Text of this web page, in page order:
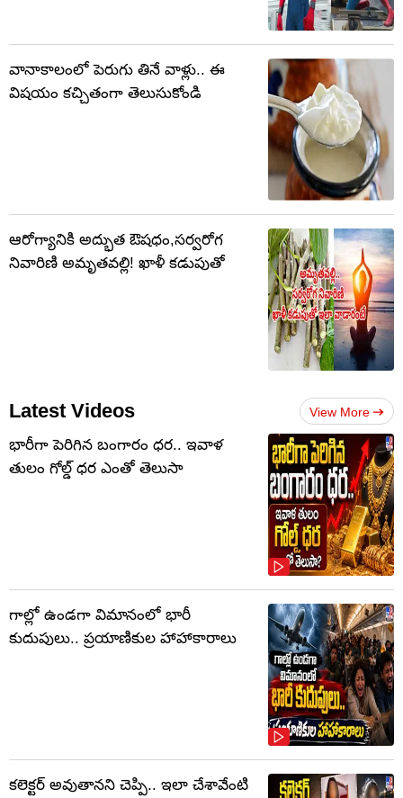
వానాకాలంలో పెరుగు తినే వాళ్లు.. ఈ
విషయం కచ్చితంగా తెలుసుకోండి
ఆరోగ్యానికి అద్భుత ఔషధం,సర్వరోగ
నివారిణి అమృతవల్లి! ఖాళీ కడుపుతో
Latest Videos View More
భారీగా పెరిగిన బంగారం ధర.. ఇవాళ
తులం గోల్డ్‌ ధర ఎంతో తెలుసా
గాల్లో ఉండగా విమానంలో భారీ
కుదుపులు.. ప్రయాణికుల హాహాకారాలు
కలెక్టర్‌ అవుతానని చెప్పి.. ఇలా చేశావేంటి